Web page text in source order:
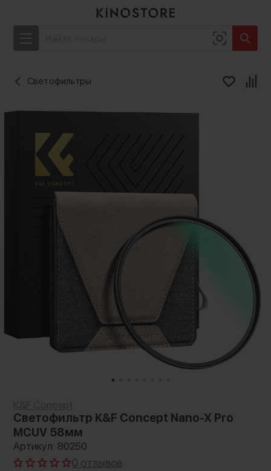
Светофильтры
Светофильтр K&F Concept Nano-X Pro
MCUV 58мм
Артикул: 80250
0 отзывов